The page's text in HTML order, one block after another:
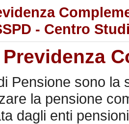
- Centro
Pensione sono la
la pensione
dagli enti